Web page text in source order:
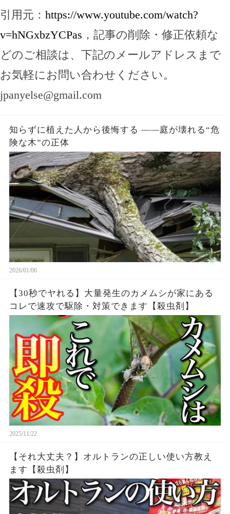
引用元： https://www.youtube.com/watch?
v=hNGxbzYCPas ，記事の削除・修正依頼な
どのご相談は、下記のメールアドレスまで
お気軽にお問い合わせください。
jpanyelse@gmail.com
知らずに植えた人から後悔する ――庭が壊れる“危
険な木”の正体
2026/01/06
【30秒でヤれる】大量発生のカメムシが家にある
コレで速攻で駆除・対策できます【殺虫剤】
2025/11/22
【それ大丈夫？】オルトランの正しい使い方教え
ます【殺虫剤】